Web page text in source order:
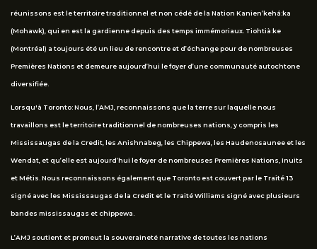
réunissons est le territoire traditionnel et non cédé de la Nation Kanien’kehá:ka
(Mohawk), qui en est la gardienne depuis des temps immémoriaux. Tiohtià:ke
(Montréal) a toujours été un lieu de rencontre et d’échange pour de nombreuses
Premières Nations et demeure aujourd’hui le foyer d’une communauté autochtone
diversifiée.
Lorsqu'à Toronto: Nous, l’AMJ, reconnaissons que la terre sur laquelle nous
travaillons est le territoire traditionnel de nombreuses nations, y compris les
Mississaugas de la Credit, les Anishnabeg, les Chippewa, les Haudenosaunee et les
Wendat, et qu’elle est aujourd’hui le foyer de nombreuses Premières Nations, Inuits
et Métis. Nous reconnaissons également que Toronto est couvert par le Traité 13
signé avec les Mississaugas de la Credit et le Traité Williams signé avec plusieurs
bandes mississaugas et chippewa.
L’AMJ soutient et promeut la souveraineté narrative de toutes les nations